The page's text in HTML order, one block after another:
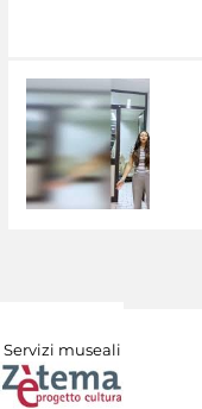
Servizi museali